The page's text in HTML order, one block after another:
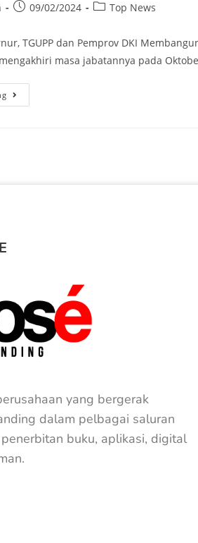
09/02/2024 Top News
TGUPP dan Pemprov DKI
masa jabatannya pada
yang bergerak
dalam pelbagai saluran
buku, aplikasi, digital